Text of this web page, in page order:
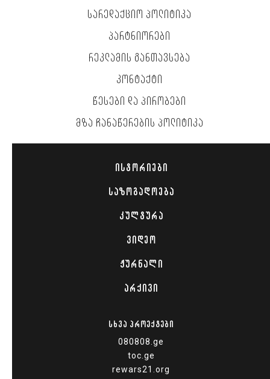
ᲡᲐᲠᲔᲓᲐᲥᲪᲘᲝ ᲞᲝᲚᲘᲢᲘᲙᲐ
ᲞᲐᲠᲢᲜᲘᲝᲠᲔᲑᲘ
ᲠᲔᲙᲚᲐᲛᲘᲡ ᲒᲐᲜᲗᲐᲕᲡᲔᲑᲐ
ᲙᲝᲜᲢᲐᲥᲢᲘ
ᲬᲔᲡᲔᲑᲘ ᲓᲐ ᲞᲘᲠᲝᲑᲔᲑᲘ
ᲛᲖᲐ ᲩᲐᲜᲐᲬᲔᲠᲔᲑᲘᲡ ᲞᲝᲚᲘᲢᲘᲙᲐ
ᲘᲡᲢᲝᲠᲘᲔᲑᲘ
ᲡᲐᲖᲝᲒᲐᲓᲝᲔᲑᲐ
ᲙᲣᲚᲢᲣᲠᲐ
ᲕᲘᲓᲔᲝ
ᲟᲣᲠᲜᲐᲚᲘ
ᲐᲠᲥᲘᲕᲘ
ᲡᲮᲕᲐ ᲞᲠᲝᲔᲥᲢᲔᲑᲘ
080808.ge
toc.ge
rewars21.org